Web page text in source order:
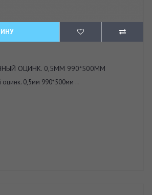
ОЦИНК. 0,5ММ 990*500ММ
оцинк. 0,5мм 990*500мм ..